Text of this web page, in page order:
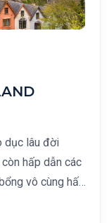
dục lâu đời
hấp dẫn các
vô cùng hấp